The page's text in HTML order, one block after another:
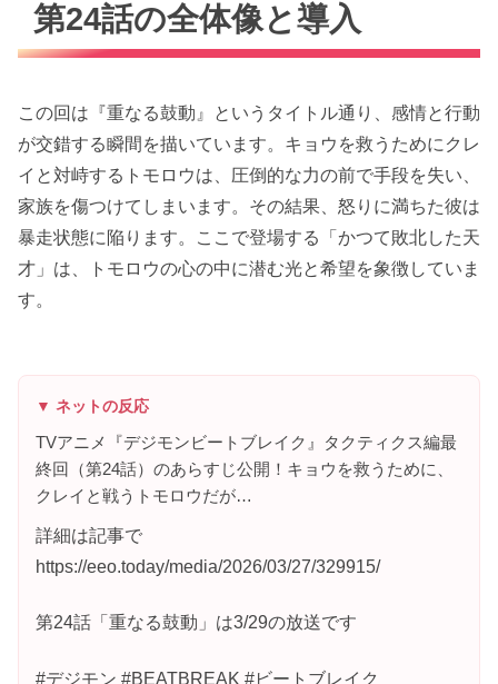
第24話の全体像と導入
この回は『重なる鼓動』というタイトル通り、感情と行動
が交錯する瞬間を描いています。キョウを救うためにクレ
イと対峙するトモロウは、圧倒的な力の前で手段を失い、
家族を傷つけてしまいます。その結果、怒りに満ちた彼は
暴走状態に陥ります。ここで登場する「かつて敗北した天
才」は、トモロウの心の中に潜む光と希望を象徴していま
す。
▼ ネットの反応
TVアニメ『デジモンビートブレイク』タクティクス編最
終回（第24話）のあらすじ公開！キョウを救うために、
クレイと戦うトモロウだが…
詳細は記事で
https://eeo.today/media/2026/03/27/329915/
第24話「重なる鼓動」は3/29の放送です
#デジモン #BEATBREAK #ビートブレイク